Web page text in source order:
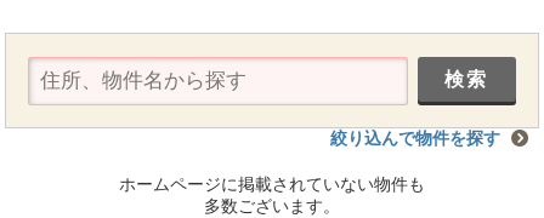
絞り込んで物件を探す
ホームページに掲載されていない物件も
多数ございます。